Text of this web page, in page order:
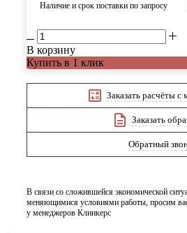
Наличие и срок поставки по запросу
В корзину
Купить в 1 клик
Заказать расчёты
Заказать
Обратный
В связи со сложившейся экономической
меняющимися условиями работы, просим
у менеджеров Клинкерс